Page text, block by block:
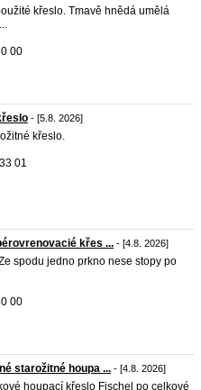
křeslo. Tmavě hnědá umělá
00
- [5.8. 2026]
křeslo.
01
křes ... - [4.8. 2026]
spodu jedno prkno nese stopy po
00
starožitné houpa ... - [4.8. 2026]
houpací křeslo Fischel po celkové